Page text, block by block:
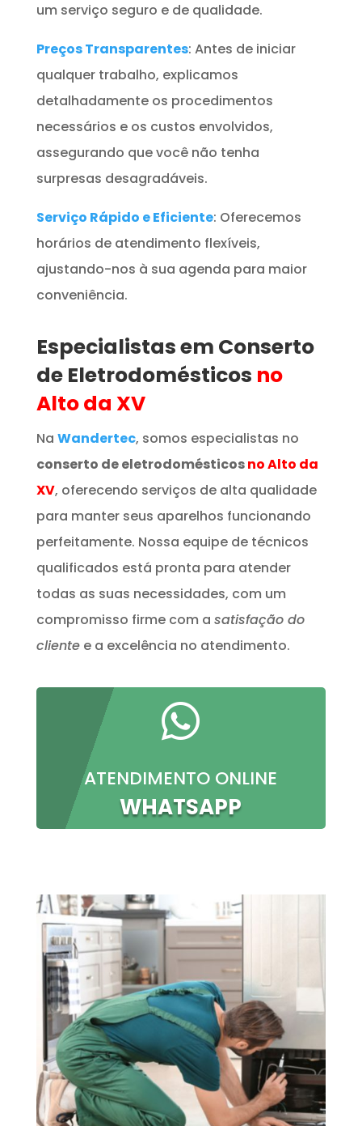
um serviço seguro e de qualidade.
Preços Transparentes: Antes de iniciar
qualquer trabalho, explicamos
detalhadamente os procedimentos
necessários e os custos envolvidos,
assegurando que você não tenha
surpresas desagradáveis.
Serviço Rápido e Eficiente: Oferecemos
horários de atendimento flexíveis,
ajustando-nos à sua agenda para maior
conveniência.
Especialistas em Conserto
de Eletrodomésticos no
Alto da XV
Na Wandertec, somos especialistas no
conserto de eletrodomésticosno Alto da
XV, oferecendo serviços de alta qualidade
para manter seus aparelhos funcionando
perfeitamente. Nossa equipe de técnicos
qualificados está pronta para atender
todas as suas necessidades, com um
compromisso firme com a satisfação do
clientee a excelência no atendimento.

ATENDIMENTO ONLINE
WHATSAPP